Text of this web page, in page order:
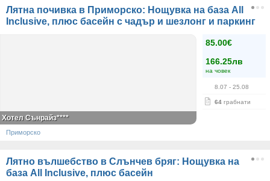
Лятна почивка в Приморско: Нощувка на база All
Inclusive, плюс басейн с чадър и шезлонг и паркинг
85.00€
166.25лв
на човек
8.07 - 25.08
64 грабнати
Хотел Сънрайз****
Приморско
Лятно вълшебство в Слънчев бряг: Нощувка на
база All Inclusive, плюс басейн